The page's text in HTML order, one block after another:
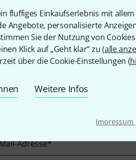
fluffiges Einkaufserlebnis mit
Angebote, personalisierte
Sie der Nutzung von
Klick auf „Geht klar“ zu (alle
über die Cookie-Einstellungen (
Weitere Infos
Impressum
sehen?
& Feedback
Adresse*